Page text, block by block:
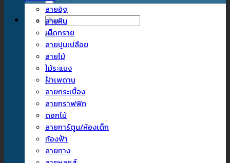
ค้นหา:
ลายอิฐ
ลายหิน
เม็ดทราย
ลายปูนเปลือย
ลายไม้
ไม้ระแนง
ฝ้าเพดาน
ลายกระเบื้อง
ลายกราฟฟิก
ดอกไม้
ลายการ์ตูน/ห้องเด็ก
ท้องฟ้า
ลายทาง